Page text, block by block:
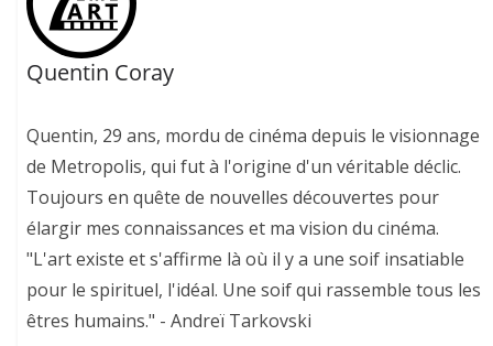
Quentin Coray
Quentin, 29 ans, mordu de cinéma depuis le visionnage
de Metropolis, qui fut à l'origine d'un véritable déclic.
Toujours en quête de nouvelles découvertes pour
élargir mes connaissances et ma vision du cinéma.
"L'art existe et s'affirme là où il y a une soif insatiable
pour le spirituel, l'idéal. Une soif qui rassemble tous les
êtres humains." - Andreï Tarkovski